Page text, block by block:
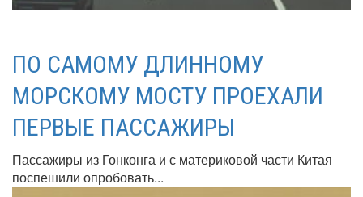
ПО САМОМУ ДЛИННОМУ
МОРСКОМУ МОСТУ ПРОЕХАЛИ
ПЕРВЫЕ ПАССАЖИРЫ
Пассажиры из Гонконга и с материковой части Китая
поспешили опробовать...